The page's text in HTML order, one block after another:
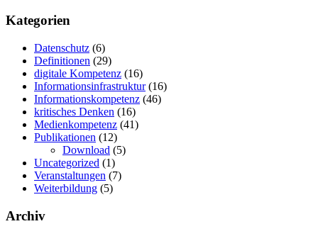
Kategorien
Datenschutz (6)
Definitionen (29)
digitale Kompetenz (16)
Informationsinfrastruktur(16)
Informationskompetenz (46)
kritisches Denken (16)
Medienkompetenz (41)
Publikationen (12)
Download (5)
Uncategorized (1)
Veranstaltungen (7)
Weiterbildung (5)
Archiv